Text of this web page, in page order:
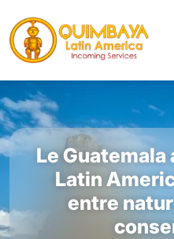
Le Guatemala
Latin
entre